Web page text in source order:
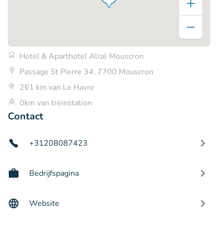
Hotel & Aparthotel Alizé Mouscron
Passage St Pierre 34, 7700 Mouscron
261 km van Le Havre
0km van treinstation
Contact
+31208087423
Bedrijfspagina
Website